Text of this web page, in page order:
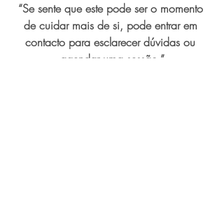
“Se sente que este pode ser o momento
de cuidar mais de si, pode entrar em
contacto para esclarecer dúvidas ou
agendar uma sessão.”